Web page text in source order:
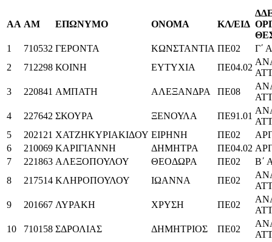
ΑΑ ΑΜ ΕΠΩΝΥΜΟ ΟΝΟΜΑ ΚΛ/ΕΙΔ
1
710532 ΓΕΡΟΝΤΑ ΚΩΝΣΤΑΝΤΙΑ ΠΕ02
Γ΄
2
712298 ΚΟΙΝΗ ΕΥΤΥΧΙΑ ΠΕ04.02
3
220841 ΑΜΠΑΤΗ ΑΛΕΞΑΝΔΡΑ ΠΕ08
4
227642 ΣΚΟΥΡΑ ΞΕΝΟΥΛΑ ΠΕ91.01
5
202121 ΧΑΤΖΗΚΥΡΙΑΚΙΔΟΥ ΕΙΡΗΝΗ ΠΕ02
6
210069 ΚΑΡΙΓΙΑΝΝΗ ΔΗΜΗΤΡΑ ΠΕ04.02
7
221863 ΑΛΕΞΟΠΟΥΛΟΥ ΘΕΟΔΩΡΑ ΠΕ02
Β΄
8
217514 ΚΛΗΡΟΠΟΥΛΟΥ ΙΩΑΝΝΑ ΠΕ02
9
201667 ΛΥΡΑΚΗ ΧΡΥΣΗ ΠΕ02
10
710158 ΣΔΡΟΛΙΑΣ ΔΗΜΗΤΡΙΟΣ ΠΕ02